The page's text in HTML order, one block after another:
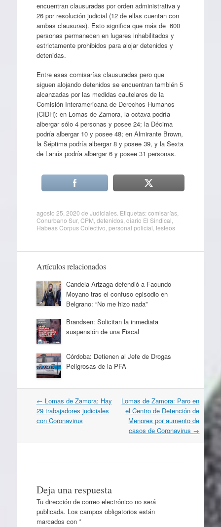
encuentran clausuradas por orden administrativa y
26 por resolución judicial (12 de ellas cuentan con
ambas clausuras). Esto significa que más de 600
personas permanecen en lugares inhabilitados y
estrictamente prohibidos para alojar detenidos y
detenidas.
Entre esas comisarías clausuradas pero que
siguen alojando detenidos se encuentran también 5
alcanzadas por las medidas cautelares de la
Comisión Interamericana de Derechos Humanos
(CIDH): en Lomas de Zamora, la octava podría
albergar sólo 4 personas y posee 24; la Décima
podría albergar 10 y posee 48; en Almirante Brown,
la Séptima podría albergar 8 y posee 39, y la Sexta
de Lanús podría albergar 6 y posee 31 personas.
agosto 25, 2020 de Judiciales. Etiquetas:comisarías,
Conurbano Sur, CPM detenidos, diario El Sindical
Habeas Corpus Colectivo personal policial testeos
Artículos relacionados
Candela Arizaga defendió a Facundo
Moyano tras el confuso episodio en
Belgrano: “No me hizo nada”
Brandsen: Solicitan la inmediata
suspensión de una Fiscal
Córdoba: Detienen al Jefe de Drogas
Peligrosas de la PFA
Navegación
por
artículos
← Lomas de Zamora: Hay
29 trabajadores judiciales
con Coronavirus
Lomas de Zamora: Paro en
el Centro de Detención de
Menores por aumento de
casos de Coronavirus →
Deja una respuesta
Tu dirección de correo electrónico no será
publicada. Los campos obligatorios están
marcados con *